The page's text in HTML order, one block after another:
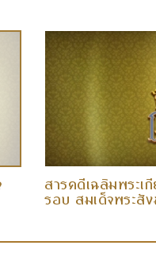
สารคดีเฉลิมพระ
รอบ สมเด็จพระ